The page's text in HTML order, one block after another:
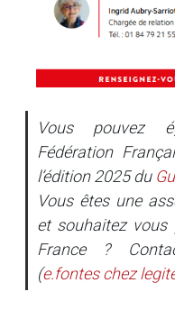
Vous pouvez
Fédération
l’édition 2025 du
Vous êtes une
et souhaitez vous
France ?
(e.fonteschez